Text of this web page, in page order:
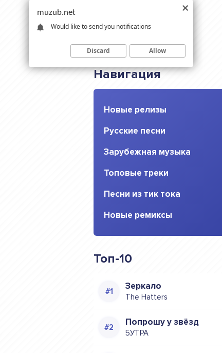
Навигация
Новые релизы
Русские песни
Зарубежная музыка
Топовые треки
Песни из тик тока
Новые ремиксы
Топ-10
Зеркало
The Hatters
Попрошу у звёзд
5УТРА
muzub.net
Would like to send you notifications
Discard Allow